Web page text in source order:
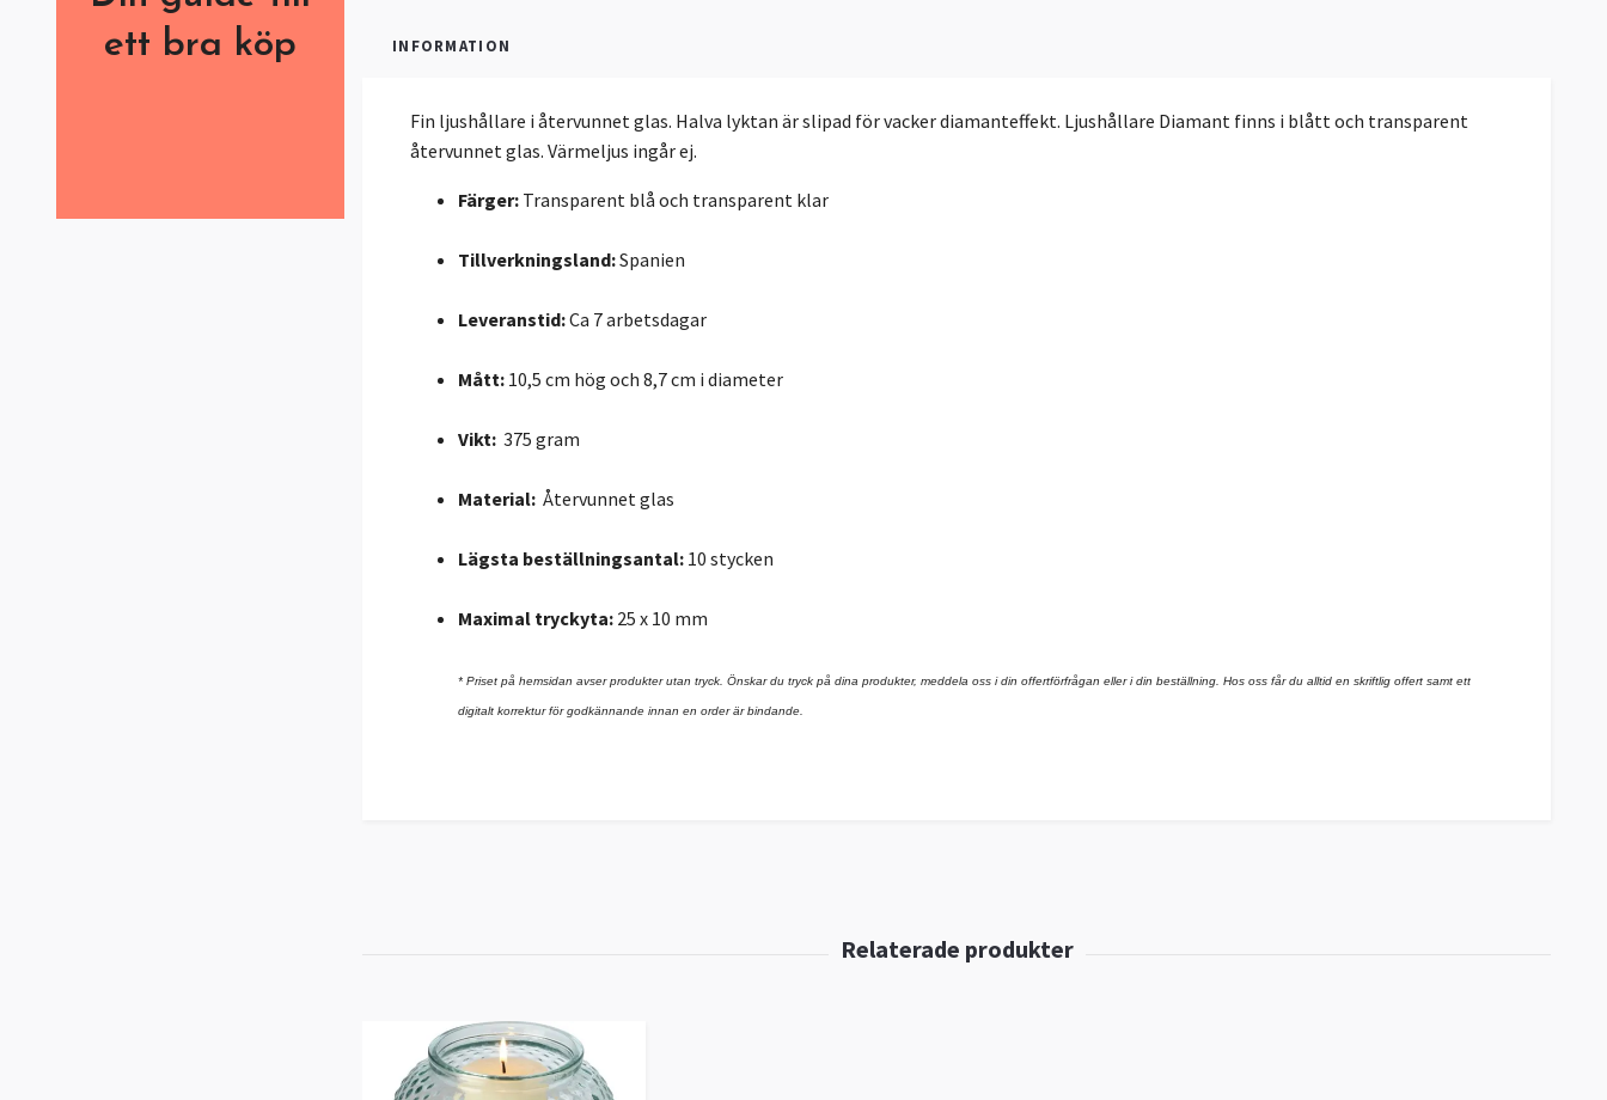
ett bra köp
INFORMATION
Fin ljushållare i återvunnet glas. Halva lyktan är slipad för vacker diamanteffekt. Ljushållare Diamant finns i blått och transparent
återvunnet glas. Värmeljus ingår ej.
Färger: Transparent blå och transparent klar
Tillverkningsland:Spanien
Leveranstid:Ca 7 arbetsdagar
Mått: 10,5 cm hög och 8,7 cm i diameter
Vikt: 375 gram
Material: Återvunnet glas
Lägsta beställningsantal: 10 stycken
Maximal tryckyta: 25 x 10 mm
* Priset på hemsidan avser produkter utan tryck. Önskar du tryck på dina produkter, meddela oss i din offertförfrågan eller i din beställning. Hos oss får du alltid en skriftlig offert samt ett
digitalt korrektur för godkännande innan en order är bindande.